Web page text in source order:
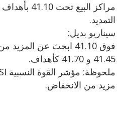
التمديد.
سيناريو بديل:
فوق 41.10 ابحث عن
41.45 و 41.70 كأهداف.
مزيد من الانخفاض.